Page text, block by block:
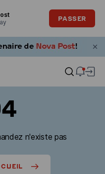
PASSER
n'existe pas